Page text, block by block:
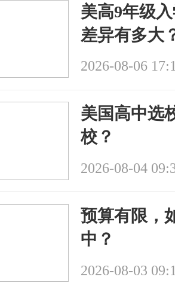
美高9年级
差异有多大
2026-08-06
美国高中选
校？
2026-08-04
预算有限，
中？
2026-08-03